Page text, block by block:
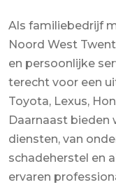
Als familiebedrijf
Noord West
en persoonlijke
terecht voor een
Toyota, Lexus,
Daarnaast bieden
diensten, van
schadeherstel en
ervaren